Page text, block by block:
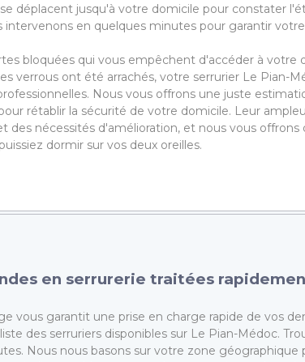
se déplacent jusqu'à votre domicile pour constater
intervenons en quelques minutes pour garantir
bloquées qui vous empêchent d'accéder à votre
verrous ont été arrachés, votre serrurier Le Pian-
Nous vous offrons une juste
rétablir la sécurité de votre domicile. Leur
des nécessités d'amélioration, et nous vous offrons
dormir sur vos deux oreilles.
en serrurerie traitées
vous garantit une prise en charge rapide de vos
des serruriers disponibles sur Le Pian-Médoc.
Nous nous basons sur votre zone